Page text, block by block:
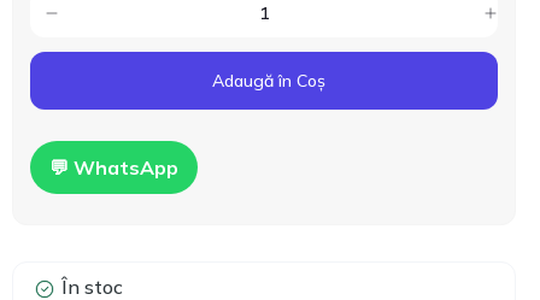
Adaugă în Coș
💬 WhatsApp
În stoc